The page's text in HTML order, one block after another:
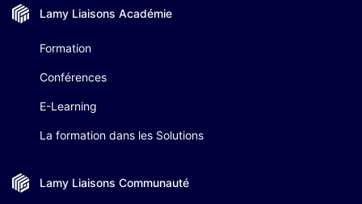
Lamy Liaisons Académie
Formation
Conférences
E-Learning
La formation dans les Solutions
Lamy Liaisons Communauté